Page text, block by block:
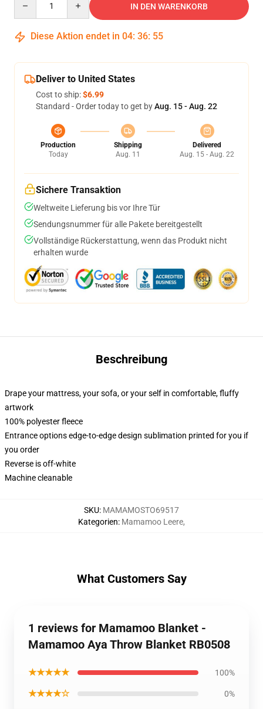
IN DEN WARENKORB
Diese Aktion endet in 04: 36: 54
Deliver to United States
Cost to ship:$6.99
Standard - Order today to get byAug. 15 - Aug. 22
Production
Today
Shipping
Aug. 11
Delivered
Aug. 15 - Aug. 22
Sichere Transaktion
Weltweite Lieferung bis vor Ihre Tür
Sendungsnummer für alle Pakete bereitgestellt
Vollständige Rückerstattung, wenn das Produkt nicht
erhalten wurde
Beschreibung
Drape your mattress, your sofa, or your self in comfortable, fluffy
artwork
100% polyester fleece
Entrance options edge-to-edge design sublimation printed for you if
you order
Reverse is off-white
Machine cleanable
SKU: MAMAMOSTO69517
Kategorien: Mamamoo Leere,
What Customers Say
1 reviews for Mamamoo Blanket -
Mamamoo Aya Throw Blanket RB0508
★★★★★ 100%
★★★★☆ 0%